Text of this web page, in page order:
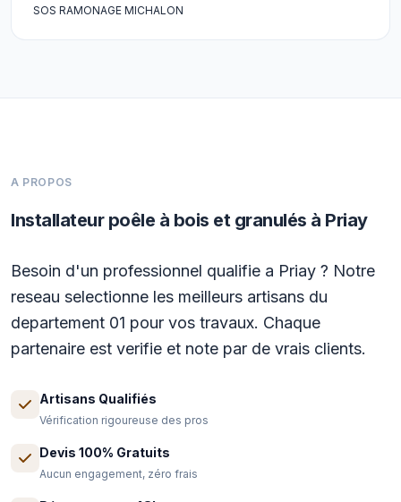
SOS RAMONAGE MICHALON
A PROPOS
Installateur poêle à bois et granulés à Priay
Besoin d'un professionnel qualifie a Priay ? Notre
reseau selectionne les meilleurs artisans du
departement 01 pour vos travaux. Chaque
partenaire est verifie et note par de vrais clients.
Artisans Qualifiés
Vérification rigoureuse des pros
Devis 100% Gratuits
Aucun engagement, zéro frais